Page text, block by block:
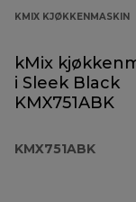
KMIX KJØKKENMASKIN
kMix
i Sleek Black
KMX751ABK
KMX751ABK